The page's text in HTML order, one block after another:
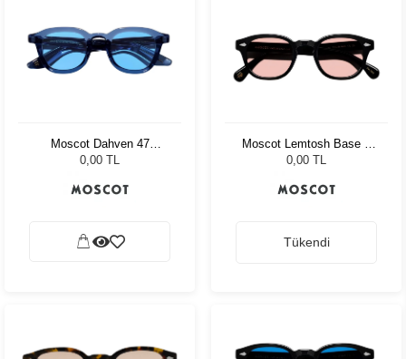
Moscot Dahven 47
Sapphire Celebrity Blue
0,00 TL
Moscot Lemtosh Base 2
Sun 49 Black Ny Rose
0,00 TL
Tükendi